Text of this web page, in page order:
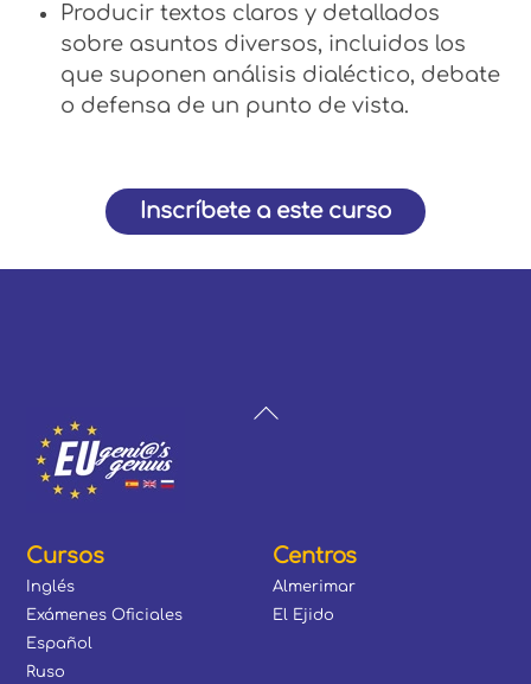
Producir textos claros y detallados
sobre asuntos diversos, incluidos los
que suponen análisis dialéctico, debate
o defensa de un punto de vista.
Inscríbete a este curso
Back
Cursos
Inglés
Exámenes Oficiales
Español
Ruso
Centros
Almerimar
El Ejido